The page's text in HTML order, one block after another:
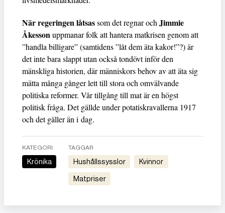
När regeringen låtsassom det regnar ochJimmie
Åkessonuppmanar folk att hantera matkrisen genom att
”handla billigare” (samtidens ”låt dem äta kakor!”?) är
det inte bara slappt utan också tondövt inför den
mänskliga historien, där människors behov av att äta sig
mätta många gånger lett till stora och omvälvande
politiska reformer. Vår tillgång till mat är en högst
politisk fråga. Det gällde under potatiskravallerna 1917
och det gäller än i dag.
KATEGORI
Krönika
TAGGAR
hushållssysslor kvinnor
matpriser